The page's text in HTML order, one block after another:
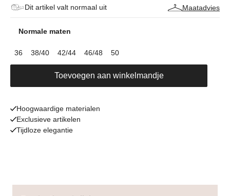
Dit artikel valt normaal uit Maatadvies
Normale maten
36 38/40 42/44 46/48 50
Toevoegen aan winkelmandje
Hoogwaardige materialen
Exclusieve artikelen
Tijdloze elegantie